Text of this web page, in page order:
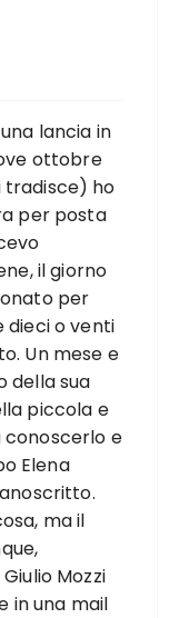
lancia in
ottobre
tradisce) ho
per posta
il giorno
per
dieci o venti
Un mese e
della sua
piccola e
conoscerlo e
Elena
ma il
Mozzi
in una mail